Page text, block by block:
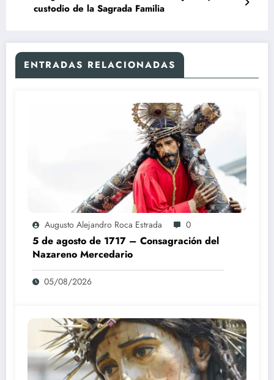
custodio de la Sagrada Familia
ENTRADAS RELACIONADAS
Augusto Alejandro Roca Estrada 0
5 de agosto de 1717 – Consagración del
Nazareno Mercedario
05/08/2026